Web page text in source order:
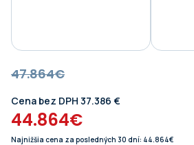
47.864€
Cena bez DPH 37.386 €
44.864€
Najnižšia cena za posledných 30 dní: 44.864€